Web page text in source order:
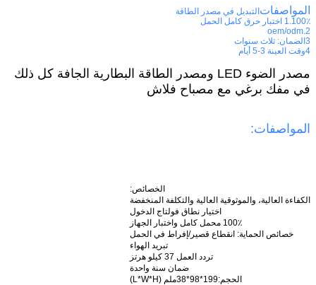
المواصفاتالتبديل في مصدر الطاقة
1.100٪ اختبار حرق كامل الحمل
2.oem/odm
3الضمان: ثلاث سنوات
4وقت العينة 3-5 أيام
مصدر الضوء LED ومصدر الطاقة البطارية الجافة كل ذلك
في مفك برغي مع مصباح فلاش
المواصفات:
الخصائص:
الكفاءة العالية، والموثوقية العالية والتكلفة المنخفضة
اختيار نطاق فولتاج الدخول
100٪ محمل كامل واختبار الجهاز
خصائص الحماية: انقطاع قصير/إفراط في الحمل
تبريد الهواء
تردد العمل 37 كيلو هرتز
ضمان سنة واحدة
الحجم:199*98*38ملم (L*W*H)